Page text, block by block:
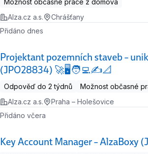
Možnost občasné práce z domova
Alza.cz a.s.
Chrášťany
Projektant pozemních staveb –
(JPO28834) 🚀🖥️🧑‍💻✍️📐
Přidáno dnes
Odpověď do 2 týdnů
Možnost občasné
Alza.cz a.s.
Praha – Holešovice
Key Account Manager – AlzaBoxy
Přidáno včera